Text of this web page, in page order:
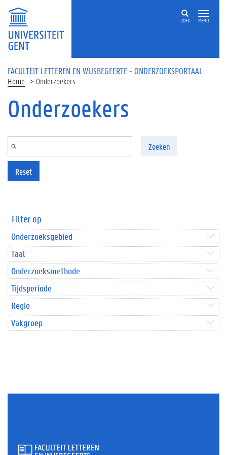
Overslaan en naar de inhoud gaan
ZOEK MENU
FACULTEIT LETTEREN EN WIJSBEGEERTE - ONDERZOEKSPORTAAL
Home Onderzoekers
Onderzoekers
Zoeken
Reset
Filter op
Onderzoeksgebied
Taal
Onderzoeksmethode
Tijdsperiode
Regio
Vakgroep